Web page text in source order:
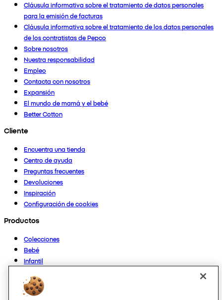
Cláusula informativa sobre el tratamiento de datos personales
para la emisión de facturas
Cláusula informativa sobre el tratamiento de los datos personales
de los contratistas de Pepco
Sobre nosotros
Nuestra responsabilidad
Empleo
Contacta con nosotros
Expansión
El mundo de mamá y el bebé
Better Cotton
Cliente
Encuentra una tienda
Centro de ayuda
Preguntas frecuentes
Devoluciones
Inspiración
Configuración de cookies
Productos
Colecciones
Bebé
Infantil
Mujer
Hombre